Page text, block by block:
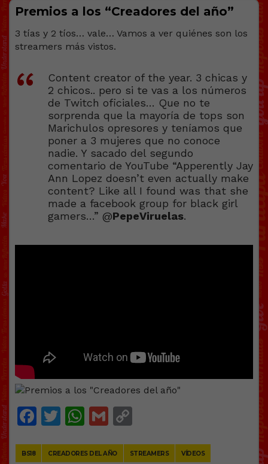
Premios a los “Creadores del año”
3 tías y 2 tíos… vale… Vamos a ver quiénes son los
streamers más vistos.
Content creator of the year. 3 chicas y
2 chicos.. pero si te vas a los números
de Twitch oficiales… Que no te
sorprenda que la mayoría de tops son
Marichulos opresores y teníamos que
poner a 3 mujeres que no conoce
nadie. Y sacado del segundo
comentario de YouTube “Apperently Jay
Ann Lopez doesn’t even actually make
content? Like all I found was that she
made a facebook group for black girl
gamers…” @PepeViruelas.
Facebook
Twitter
WhatsApp
Gmail
BS18 CREADORES DEL AÑO STREAMERS VÍDEOS